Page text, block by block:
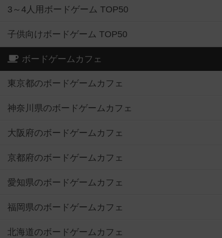
3～4人用ボードゲーム TOP50
子供向けボードゲーム TOP50
ボードゲームカフェ
東京都のボードゲームカフェ
神奈川県のボードゲームカフェ
大阪府のボードゲームカフェ
京都府のボードゲームカフェ
愛知県のボードゲームカフェ
福岡県のボードゲームカフェ
北海道のボードゲームカフェ